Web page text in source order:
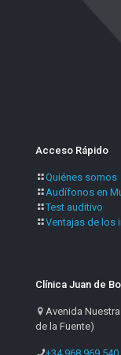
Acceso Rápido
Quiénes somos
Audífonos en
Test auditivo
Ventajas de los
Clínica Juan de
Avenida
de la Fuente)